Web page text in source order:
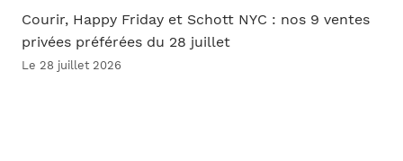
Courir, Happy Friday et Schott NYC : nos 9 ventes
privées préférées du 28 juillet
Le 28 juillet 2026